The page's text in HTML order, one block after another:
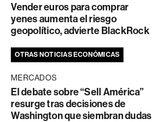
Vender euros para comprar
yenes aumenta el riesgo
geopolítico, advierte BlackRock
OTRAS NOTICIAS ECONÓMICAS
MERCADOS
El debate sobre “Sell América”
resurge tras decisiones de
Washington que siembran dudas